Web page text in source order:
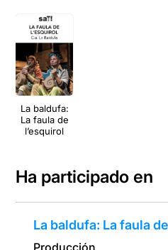
La baldufa:
La faula de
l’esquirol
Ha participado en
La baldufa: La faula